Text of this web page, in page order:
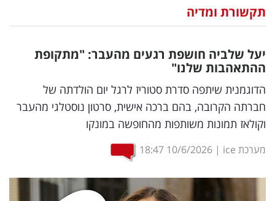
וצרכנות
דיגיטל
וטק
שיווק
ופרסום
תקשורת ומדיה
יעל שלביה חושפת רגעים מהעבר: "מתקופת
ההתאהבות שלנו"
הדוגמנית שיתפה סדרת סטוריז לרגל יום הולדתה של
חברתה הקרובה, בהם ברכה אישית, סרטון נוסטלגי מהעבר
וקולאז תמונות משותפות מהחופשה במונקו
מערכת ice |
10/6/2026
18:47